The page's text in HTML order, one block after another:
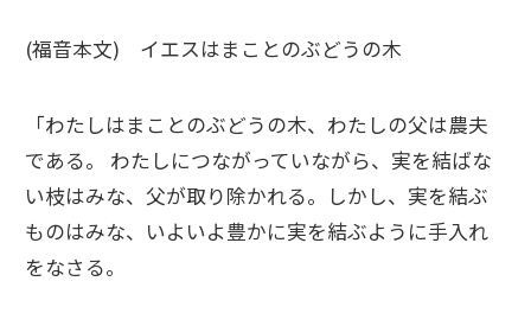
(福音本文) イエスはまことのぶどうの木
「わたしはまことのぶどうの木、わたしの父は農夫
である。 わたしにつながっていながら、実を結ばな
い枝はみな、父が取り除かれる。しかし、実を結ぶ
ものはみな、いよいよ豊かに実を結ぶように手入れ
をなさる。